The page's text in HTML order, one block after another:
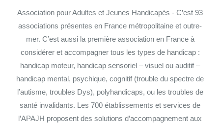
Association pour Adultes et Jeunes Handicapés - C’est 93
associations présentes en France métropolitaine et outre-
mer. C’est aussi la première association en France à
considérer et accompagner tous les types de handicap :
handicap moteur, handicap sensoriel – visuel ou auditif –
handicap mental, psychique, cognitif (trouble du spectre de
l’autisme, troubles Dys), polyhandicaps, ou les troubles de
santé invalidants. Les 700 établissements et services de
l’APAJH proposent des solutions d’accompagnement aux